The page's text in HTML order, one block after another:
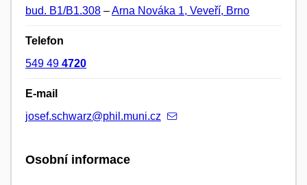
bud. B1/B1.308 –Arna Nováka 1, Veveří, Brno
Telefon
549 49 4720
E-mail
josef.schwarz@phil.muni.cz
Osobní informace